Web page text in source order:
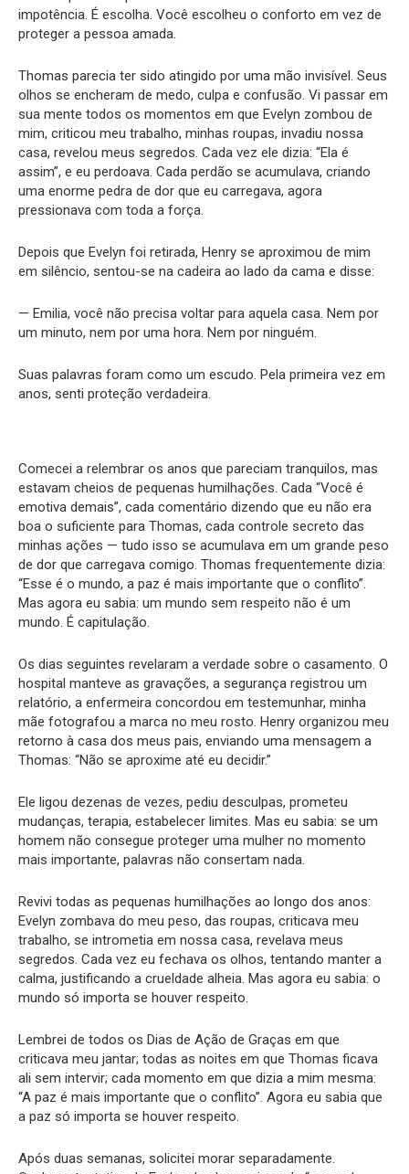
impotência. É escolha. Você escolheu o conforto em vez de
proteger a pessoa amada.
Thomas parecia ter sido atingido por uma mão invisível. Seus
olhos se encheram de medo, culpa e confusão. Vi passar em
sua mente todos os momentos em que Evelyn zombou de
mim, criticou meu trabalho, minhas roupas, invadiu nossa
casa, revelou meus segredos. Cada vez ele dizia: “Ela é
assim”, e eu perdoava. Cada perdão se acumulava, criando
uma enorme pedra de dor que eu carregava, agora
pressionava com toda a força.
Depois que Evelyn foi retirada, Henry se aproximou de mim
em silêncio, sentou-se na cadeira ao lado da cama e disse:
— Emilia, você não precisa voltar para aquela casa. Nem por
um minuto, nem por uma hora. Nem por ninguém.
Suas palavras foram como um escudo. Pela primeira vez em
anos, senti proteção verdadeira.
Comecei a relembrar os anos que pareciam tranquilos, mas
estavam cheios de pequenas humilhações. Cada “Você é
emotiva demais”, cada comentário dizendo que eu não era
boa o suficiente para Thomas, cada controle secreto das
minhas ações — tudo isso se acumulava em um grande peso
de dor que carregava comigo. Thomas frequentemente dizia:
“Esse é o mundo, a paz é mais importante que o conflito”.
Mas agora eu sabia: um mundo sem respeito não é um
mundo. É capitulação.
Os dias seguintes revelaram a verdade sobre o casamento. O
hospital manteve as gravações, a segurança registrou um
relatório, a enfermeira concordou em testemunhar, minha
mãe fotografou a marca no meu rosto. Henry organizou meu
retorno à casa dos meus pais, enviando uma mensagem a
Thomas: “Não se aproxime até eu decidir.”
Ele ligou dezenas de vezes, pediu desculpas, prometeu
mudanças, terapia, estabelecer limites. Mas eu sabia: se um
homem não consegue proteger uma mulher no momento
mais importante, palavras não consertam nada.
Revivi todas as pequenas humilhações ao longo dos anos:
Evelyn zombava do meu peso, das roupas, criticava meu
trabalho, se intrometia em nossa casa, revelava meus
segredos. Cada vez eu fechava os olhos, tentando manter a
calma, justificando a crueldade alheia. Mas agora eu sabia: o
mundo só importa se houver respeito.
Lembrei de todos os Dias de Ação de Graças em que
criticava meu jantar; todas as noites em que Thomas ficava
ali sem intervir; cada momento em que dizia a mim mesma:
“A paz é mais importante que o conflito”. Agora eu sabia que
a paz só importa se houver respeito.
Após duas semanas, solicitei morar separadamente.